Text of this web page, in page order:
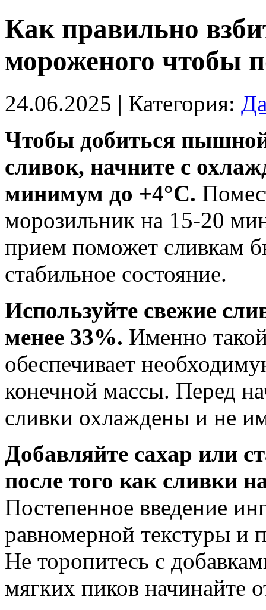
Как правильно
мороженого чтобы
24.06.2025 | Категория:
Чтобы добиться
сливок, начните с
минимум до +4°C.
морозильник на 15-20
прием поможет сливкам
стабильное состояние.
Используйте свежие
менее 33%. Именно
обеспечивает
конечной массы. Перед
сливки охлаждены и не
Добавляйте сахар или
после того как сливки
Постепенное введение
равномерной текстуры и
Не торопитесь с
мягких пиков начинайте